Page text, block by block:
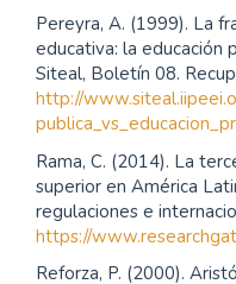
Pereyra, A. (1999). La
educativa: la educación
Siteal, Boletín 08.
http://
Rama, C. (2014). La
superior en América
regulaciones e
https://
Reforza, P. (2000).